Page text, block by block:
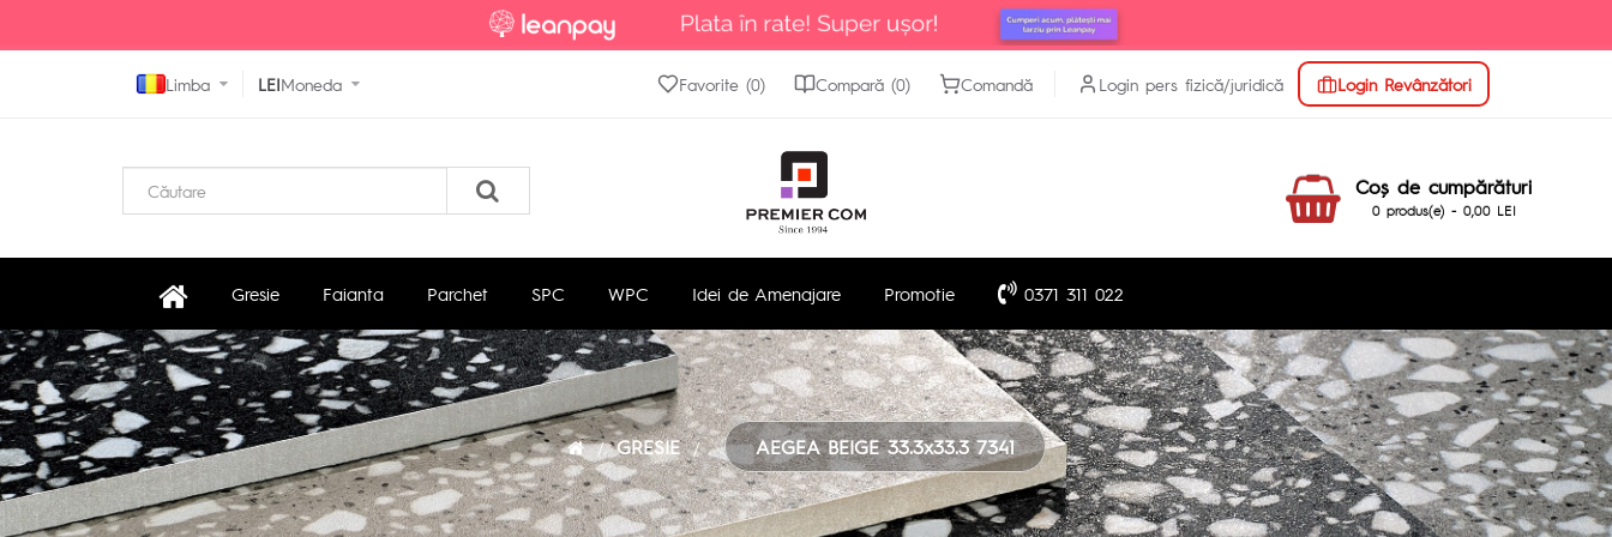
Limba LEIMoneda Login Revânzători
Login pers fizică/juridică
Favorite (0) Compară (0) Comandă
Coş de cumpărături
0 produs(e) - 0,00 LEI
Gresie Faianta Parchet SPC WPC Idei de Amenajare Promotie 0371 311 022
GRESIE AEGEA BEIGE 33.3x33.3 7341